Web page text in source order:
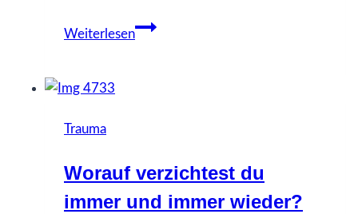
Weiterlesen
3
über
Berührbarkeit
Trauma
Worauf verzichtest du
immer und immer wieder?